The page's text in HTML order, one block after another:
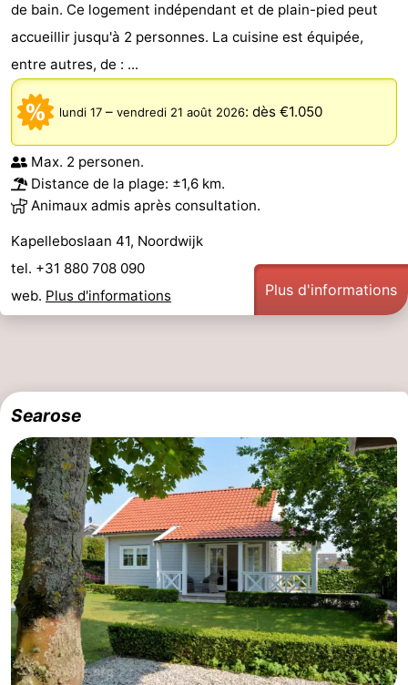
être
villes
Sports
-
Piscines
-
Faire
du
-
Randonnée
-
Terrains
de
-
Surfen
-
Sportive
Equitation
Boire
manger
Pratiques
Forum
Route
-
Stationnement
Adresses
Médicales
Région
de bain. Ce logement indépendant et de plain-pied peut
accueillir jusqu'à 2 personnes. La cuisine est équipée,
entre autres, de : ...
lundi 17 – vendredi 21 août 2026: dès €1.050
Max. 2 personen.
Distance de la plage: ±1,6 km.
Animaux admis après consultation.
Kapelleboslaan 41, Noordwijk
tel. +31 880 708 090
web. Plus d'informations Plus d'informations
Searose